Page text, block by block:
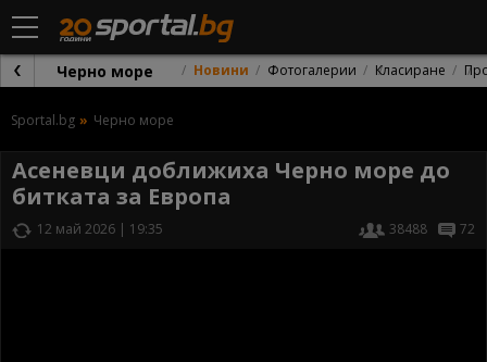
Черно море Новини Фотогалерии Класиране
Sportal.bg Черно море
Асеневци доближиха Черно море до
битката за Европа
12 май 2026 | 19:35 38488 72